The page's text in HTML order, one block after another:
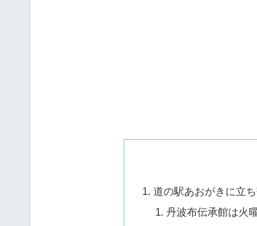
道の駅あおがきに立
丹波布伝承館は火